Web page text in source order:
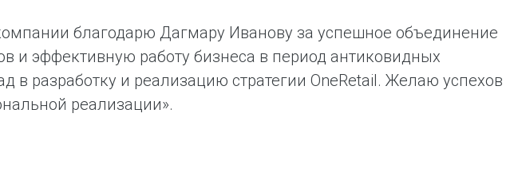
благодарю Дагмару Иванову за успешное объединение
и эффективную работу бизнеса в период антиковидных
в разработку и реализацию стратегии OneRetail. Желаю успехов
реализации».